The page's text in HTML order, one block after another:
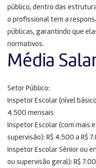
público, dentro das
o profissional tem a
públicas, garantindo que
normativos.
Média
Setor Público:
Inspetor Escolar (nível
4.500 mensais
Inspetor Escolar (com mais
supervisão): R$ 4.500 a R$
Inspetor Escolar Sênior ou
ou supervisão geral): R$